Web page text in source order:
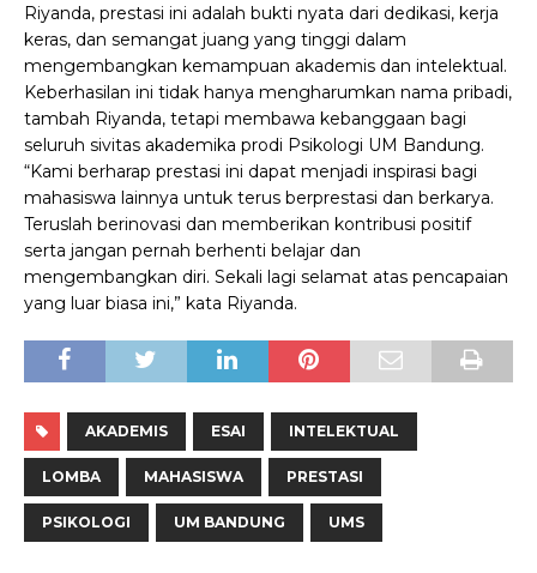
Riyanda, prestasi ini adalah bukti nyata dari dedikasi, kerja
keras, dan semangat juang yang tinggi dalam
mengembangkan kemampuan akademis dan intelektual.
Keberhasilan ini tidak hanya mengharumkan nama pribadi,
tambah Riyanda, tetapi membawa kebanggaan bagi
seluruh sivitas akademika prodi Psikologi UM Bandung.
“Kami berharap prestasi ini dapat menjadi inspirasi bagi
mahasiswa lainnya untuk terus berprestasi dan berkarya.
Teruslah berinovasi dan memberikan kontribusi positif
serta jangan pernah berhenti belajar dan
mengembangkan diri. Sekali lagi selamat atas pencapaian
yang luar biasa ini,” kata Riyanda.
AKADEMIS ESAI INTELEKTUAL
LOMBA MAHASISWA PRESTASI
PSIKOLOGI UM BANDUNG UMS